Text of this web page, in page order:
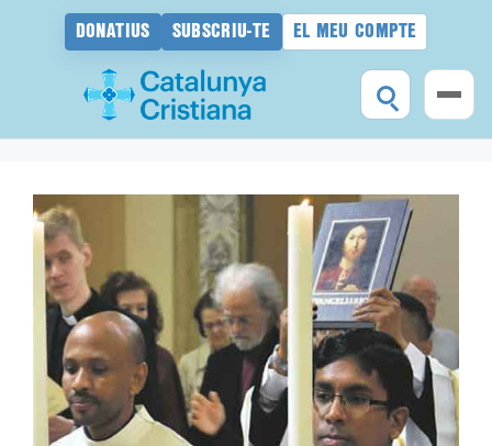
DONATIUS SUBSCRIU-TE EL MEU COMPTE
contingut